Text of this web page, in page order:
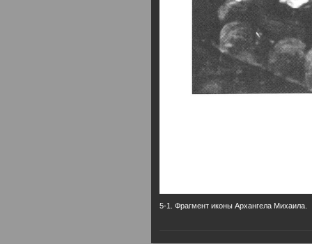
5-1. Фрагмент иконы Архангела Михаила.